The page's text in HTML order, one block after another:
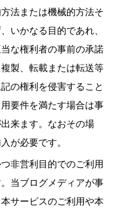
法または機械的方法そ
いかなる目的であれ、
な権利者の事前の承諾
製、転載または転送等
の権利を侵害すること
要件を満たす場合は事
来ます。なおその場
が必要です。
非営利目的でのご利用
当ブログメディアが事
サービスのご利用や本